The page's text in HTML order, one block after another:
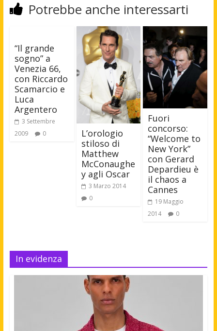
Potrebbe anche interessarti
“Il grande
sogno” a
Venezia 66,
con Riccardo
Scamarcio e
Luca
Argentero
3 Settembre
2009
0
L’orologio
stiloso di
Matthew
McConaughe
y agli Oscar
3 Marzo 2014
0
Fuori
concorso:
“Welcome to
New York”
con Gerard
Depardieu è
il chaos a
Cannes
19 Maggio
2014
0
In evidenza